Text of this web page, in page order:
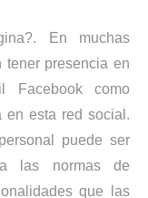
En muchas
tener presencia en
Facebook como
en esta red social.
puede ser
las normas de
que las